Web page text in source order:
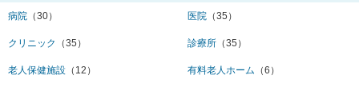
病院 （30） 医院 （35）
クリニック （35） 診療所 （35）
老人保健施設 （12） 有料老人ホーム （6）